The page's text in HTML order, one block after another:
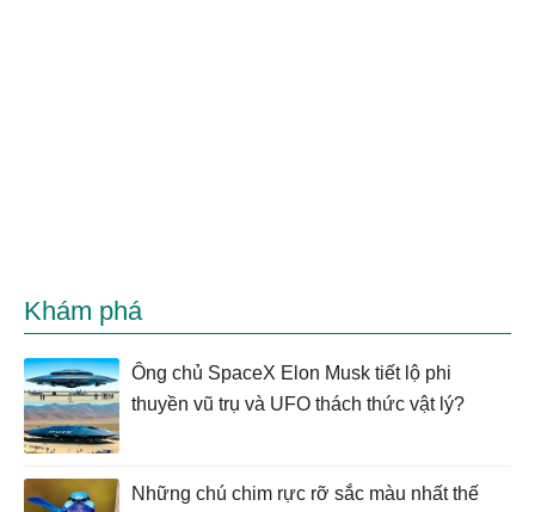
Khám phá
Ông chủ SpaceX Elon Musk tiết lộ phi
thuyền vũ trụ và UFO thách thức vật lý?
Những chú chim rực rỡ sắc màu nhất thế